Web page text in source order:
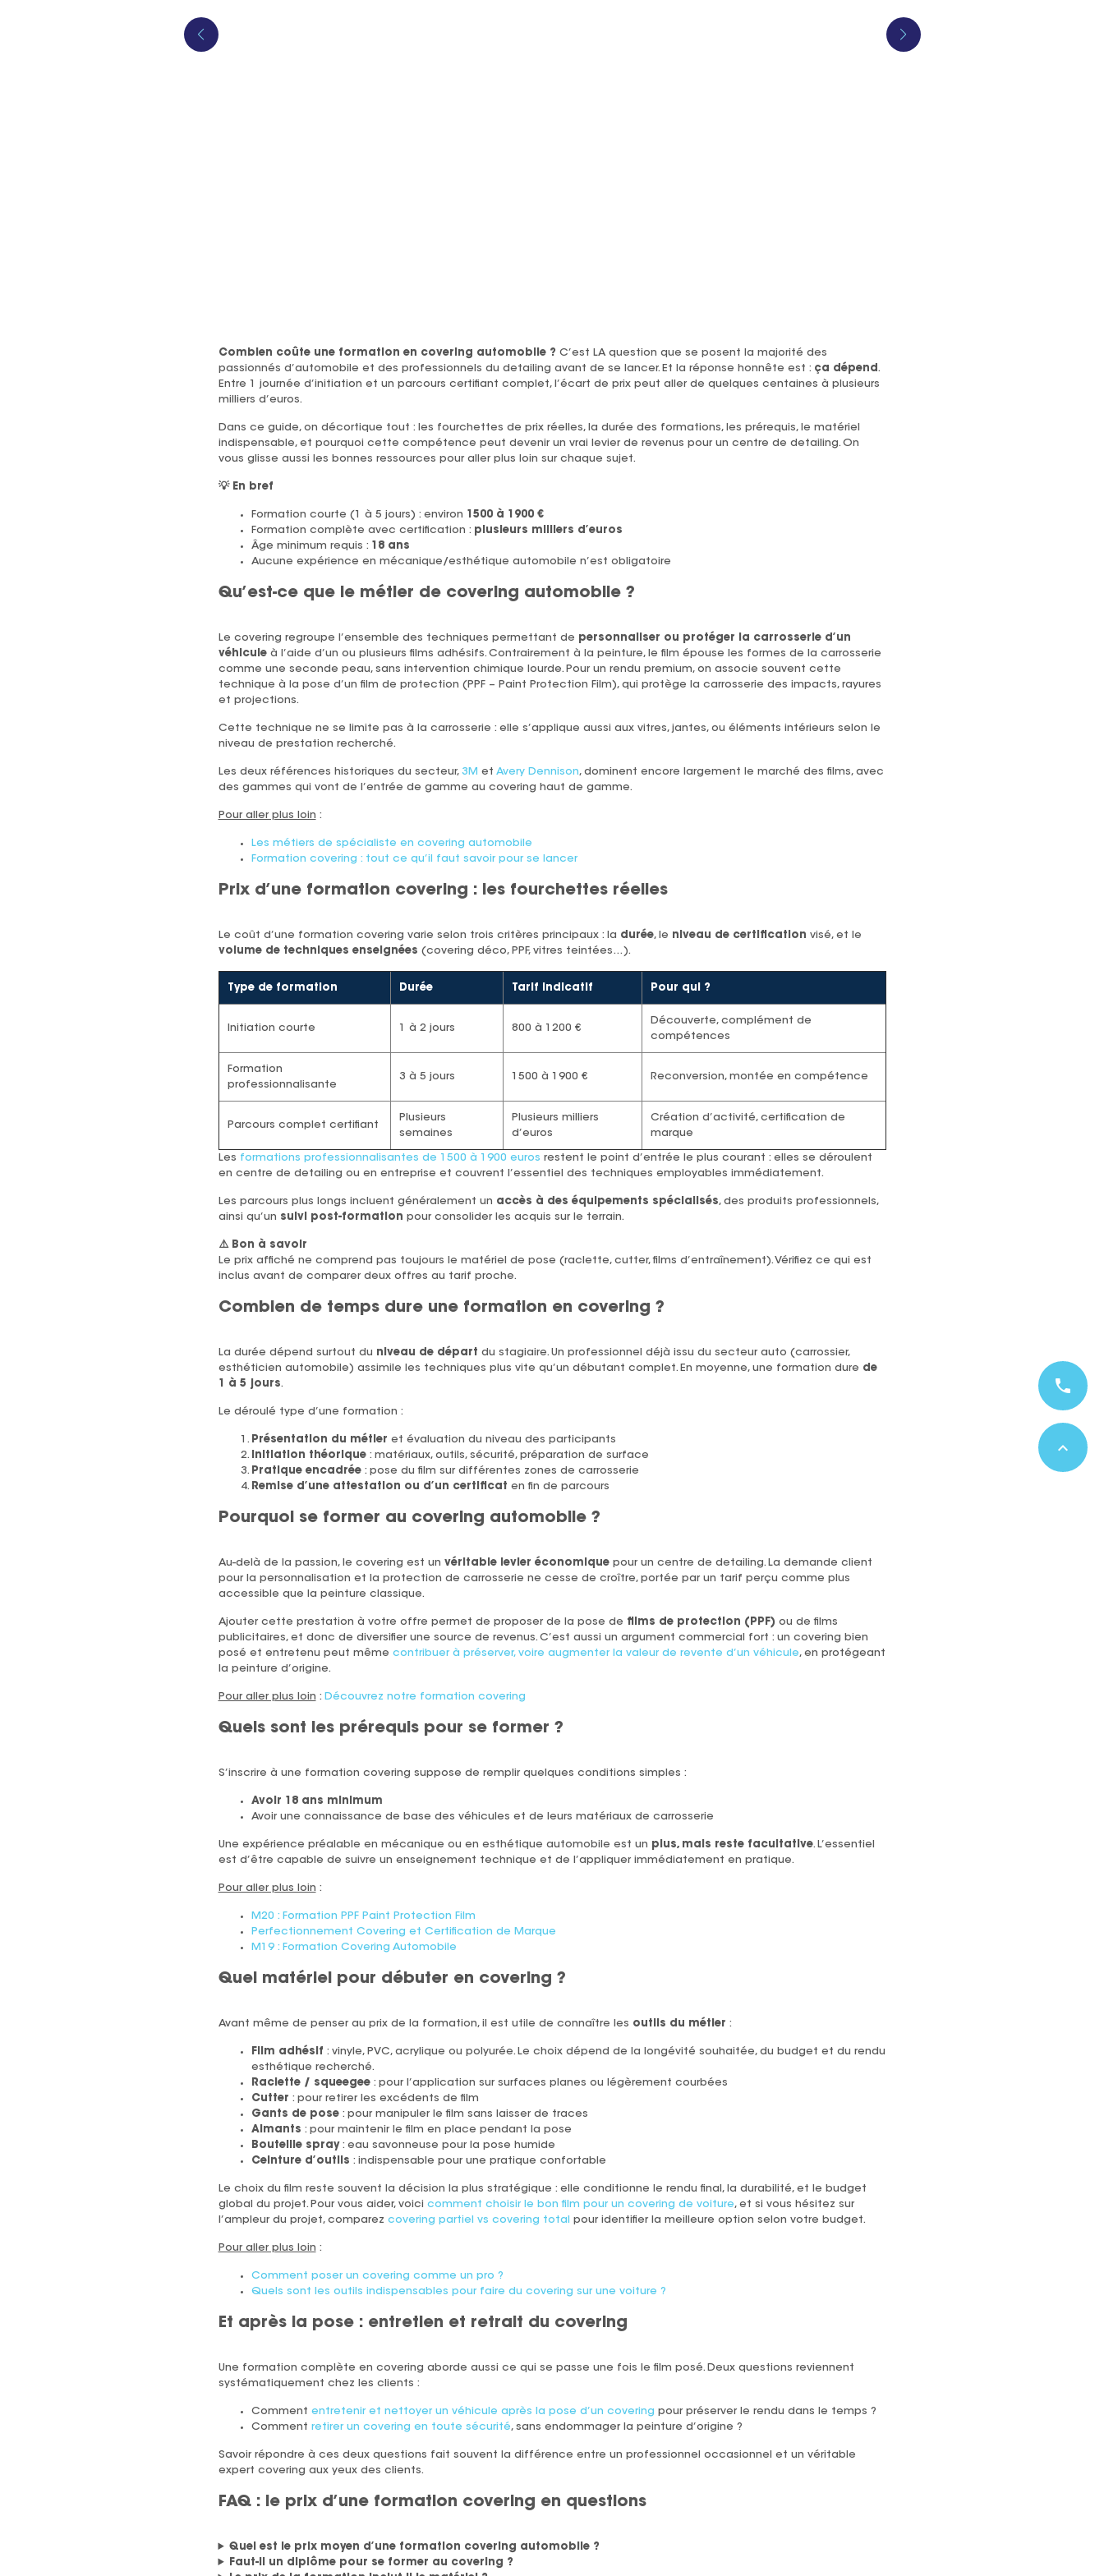
Combien coûte une formation en covering automobile ? C’est LA question que se posent la majorité des
passionnés d’automobile et des professionnels du detailing avant de se lancer. Et la réponse honnête est : ça dépend .
Entre 1 journée d’initiation et un parcours certifiant complet, l’écart de prix peut aller de quelques centaines à plusieurs
milliers d’euros.
Dans ce guide, on décortique tout : les fourchettes de prix réelles, la durée des formations, les prérequis, le matériel
indispensable, et pourquoi cette compétence peut devenir un vrai levier de revenus pour un centre de detailing. On
vous glisse aussi les bonnes ressources pour aller plus loin sur chaque sujet.
💡 En bref
Formation courte (1 à 5 jours) : environ 1500 à 1900 €
Formation complète avec certification : plusieurs milliers d’euros
Âge minimum requis : 18 ans
Aucune expérience en mécanique/esthétique automobile n’est obligatoire
Qu’est-ce que le métier de covering automobile ?
Le covering regroupe l’ensemble des techniques permettant de personnaliser ou protéger la carrosserie d’un
véhiculeà l’aide d’un ou plusieurs films adhésifs. Contrairement à la peinture, le film épouse les formes de la carrosserie
comme une seconde peau, sans intervention chimique lourde. Pour un rendu premium, on associe souvent cette
technique à la pose d’un film de protection (PPF – Paint Protection Film), qui protège la carrosserie des impacts, rayures
et projections.
Cette technique ne se limite pas à la carrosserie : elle s’applique aussi aux vitres, jantes, ou éléments intérieurs selon le
niveau de prestation recherché.
Les deux références historiques du secteur, 3M et Avery Dennison, dominent encore largement le marché des films, avec
des gammes qui vont de l’entrée de gamme au covering haut de gamme.
Pour aller plus loin :
Les métiers de spécialiste en covering automobile
Formation covering : tout ce qu’il faut savoir pour se lancer
Prix d’une formation covering : les fourchettes réelles
Le coût d’une formation covering varie selon trois critères principaux : la durée, le niveau de certification visé, et le
volume de techniques enseignées (covering déco, PPF, vitres teintées…).
Type de formation Durée Tarif indicatif Pour qui ?
Initiation courte 1 à 2 jours 800 à 1200 €
Découverte, complément de
compétences
Formation
professionnalisante
3 à 5 jours 1500 à 1900 € Reconversion, montée en compétence
Parcours complet certifiant
Plusieurs
semaines
Plusieurs milliers
d’euros
Création d’activité, certification de
marque
Les formations professionnalisantes de 1500 à 1900 euros restent le point d’entrée le plus courant : elles se déroulent
en centre de detailing ou en entreprise et couvrent l’essentiel des techniques employables immédiatement.
Les parcours plus longs incluent généralement un accès à des équipements spécialisés, des produits professionnels,
ainsi qu’un suivi post-formation pour consolider les acquis sur le terrain.
⚠️ Bon à savoir
Le prix affiché ne comprend pas toujours le matériel de pose (raclette, cutter, films d’entraînement). Vérifiez ce qui est
inclus avant de comparer deux offres au tarif proche.
Combien de temps dure une formation en covering ?
La durée dépend surtout du niveau de départ du stagiaire. Un professionnel déjà issu du secteur auto (carrossier,
esthéticien automobile) assimile les techniques plus vite qu’un débutant complet. En moyenne, une formation dure de
1 à 5 jours.
Le déroulé type d’une formation :
Présentation du métier et évaluation du niveau des participants
Initiation théorique: matériaux, outils, sécurité, préparation de surface
Pratique encadrée: pose du film sur différentes zones de carrosserie
Remise d’une attestation ou d’un certificat en fin de parcours
Pourquoi se former au covering automobile ?
Au-delà de la passion, le covering est un véritable levier économiquepour un centre de detailing. La demande client
pour la personnalisation et la protection de carrosserie ne cesse de croître, portée par un tarif perçu comme plus
accessible que la peinture classique.
Ajouter cette prestation à votre offre permet de proposer de la pose de films de protection (PPF) ou de films
publicitaires, et donc de diversifier une source de revenus. C’est aussi un argument commercial fort : un covering bien
posé et entretenu peut même contribuer à préserver, voire augmenter la valeur de revente d’un véhicule, en protégeant
la peinture d’origine.
Pour aller plus loin : Découvrez notre formation covering
Quels sont les prérequis pour se former ?
S’inscrire à une formation covering suppose de remplir quelques conditions simples :
Avoir 18 ans minimum
Avoir une connaissance de base des véhicules et de leurs matériaux de carrosserie
Une expérience préalable en mécanique ou en esthétique automobile est un plus, mais reste facultative. L’essentiel
est d’être capable de suivre un enseignement technique et de l’appliquer immédiatement en pratique.
Pour aller plus loin :
M20 : Formation PPF Paint Protection Film
Perfectionnement Covering et Certification de Marque
M19 : Formation Covering Automobile
Quel matériel pour débuter en covering ?
Avant même de penser au prix de la formation, il est utile de connaître les outils du métier :
Film adhésif : vinyle, PVC, acrylique ou polyurée. Le choix dépend de la longévité souhaitée, du budget et du rendu
esthétique recherché.
Raclette / squeegee: pour l’application sur surfaces planes ou légèrement courbées
Cutter : pour retirer les excédents de film
Gants de pose: pour manipuler le film sans laisser de traces
Aimants : pour maintenir le film en place pendant la pose
Bouteille spray: eau savonneuse pour la pose humide
Ceinture d’outils : indispensable pour une pratique confortable
Le choix du film reste souvent la décision la plus stratégique : elle conditionne le rendu final, la durabilité, et le budget
global du projet. Pour vous aider, voici comment choisir le bon film pour un covering de voiture, et si vous hésitez sur
l’ampleur du projet, comparez covering partiel vs covering total pour identifier la meilleure option selon votre budget.
Pour aller plus loin :
Comment poser un covering comme un pro ?
Quels sont les outils indispensables pour faire du covering sur une voiture ?
Et après la pose : entretien et retrait du covering
Une formation complète en covering aborde aussi ce qui se passe une fois le film posé. Deux questions reviennent
systématiquement chez les clients :
Comment entretenir et nettoyer un véhicule après la pose d’un covering pour préserver le rendu dans le temps ?
Comment retirer un covering en toute sécurité, sans endommager la peinture d’origine ?
Savoir répondre à ces deux questions fait souvent la différence entre un professionnel occasionnel et un véritable
expert covering aux yeux des clients.
FAQ : le prix d’une formation covering en questions
Quel est le prix moyen d’une formation covering automobile ?
Faut-il un diplôme pour se former au covering ?
phone
expand_less